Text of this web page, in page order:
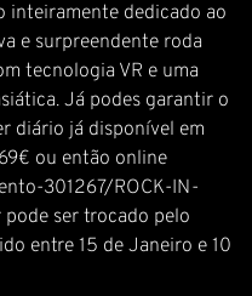
inteiramente dedicado ao
e surpreendente roda
tecnologia VR e uma
Já podes garantir o
diário já disponível em
ou então online
301267/ROCK-IN-
ser trocado pelo
entre 15 de Janeiro e 10